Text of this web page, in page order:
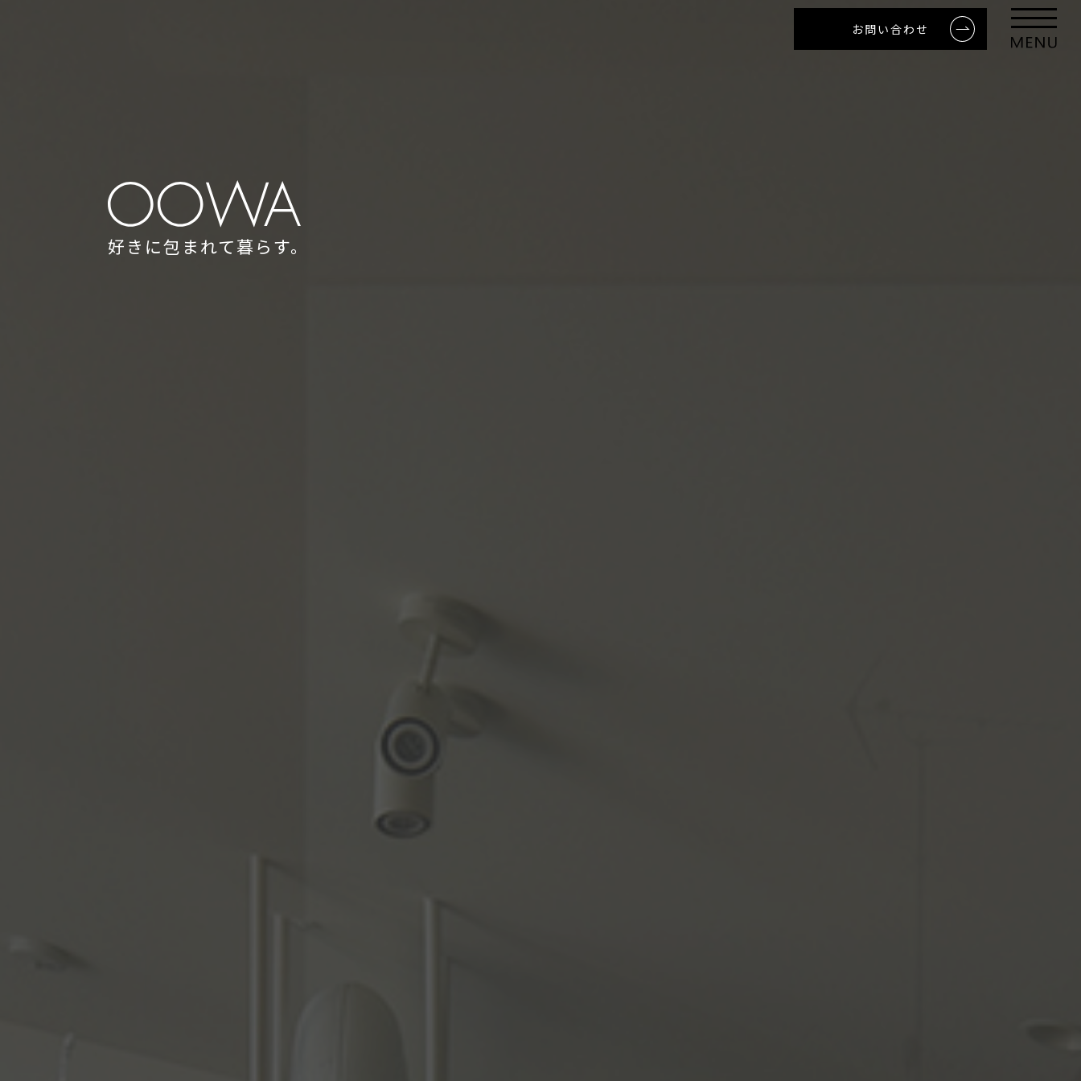
お問い合わせ
好きに包まれて暮らす。